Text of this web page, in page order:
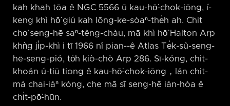
kah khah tōa ê NGC 5566 ū kau-hō͘-chok-iōng, í-
keng khì hō͘ giú kah lōng-ke-sòaⁿ-the̍h ah. Chit
cho͘ seng-hē saⁿ-têng-chàu, mā khì hō͘ Halton Arp
khǹg ji̍p-khì i tī 1966 nî pian-⁠-ê Atlas Te̍k-sû-seng-
hē-seng-pió, to̍h kiò-chò Arp 286. Sī-kóng, chit-
khoán ú-tiū tiong ê kau-hō͘-chok-iōng，lán chit-
má chai-iáⁿ kóng, che mā sī seng-hē ián-hòa ê
chi̍t-pō͘-hūn.